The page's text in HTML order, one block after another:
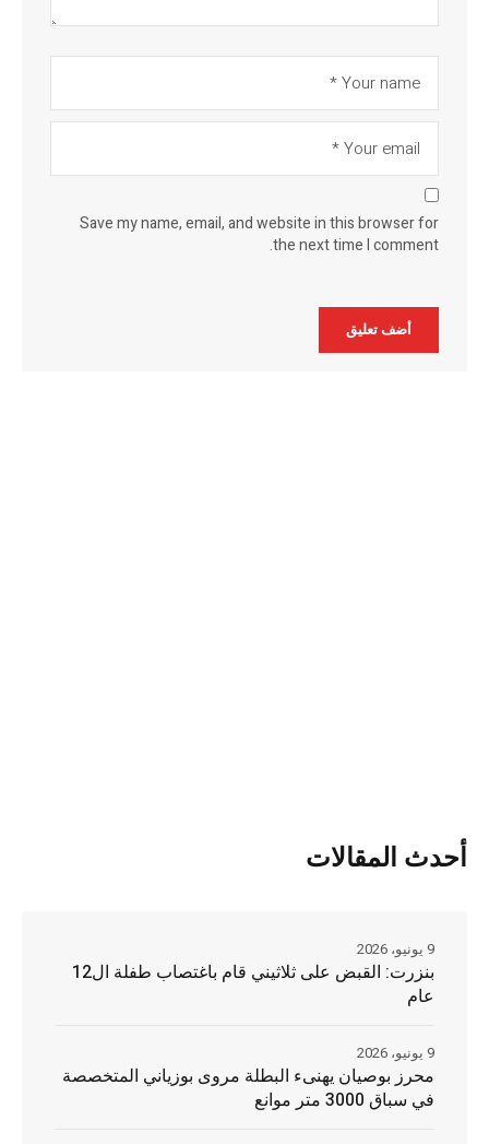
Save my name, email, and website in this browser for
the next time I comment.
أحدث المقالات
بنزرت: القبض على ثلاثيني قام باغتصاب طفلة ال12
عام
9 يونيو، 2026
محرز بوصيان يهنىء البطلة مروى بوزياني المتخصصة
في سباق 3000 متر موانع
9 يونيو، 2026